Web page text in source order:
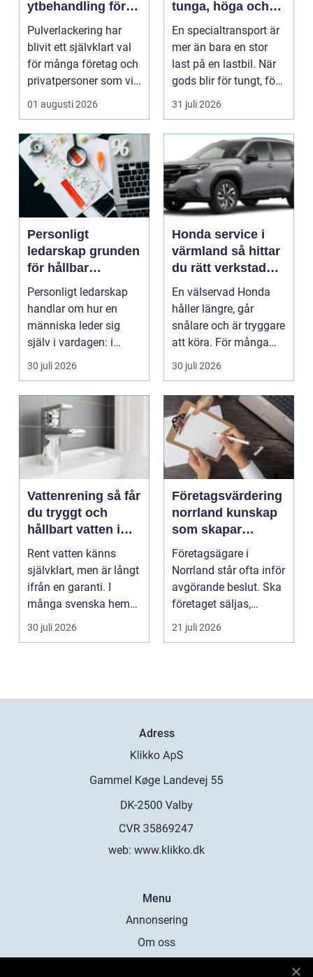
ytbehandling för
industri och
privatpersoner
Pulverlackering har
blivit ett självklart val
för många företag och
privatpersoner som vill
kombiner...
01 augusti 2026
tunga, höga och
breda transporter
En specialtransport är
mer än bara en stor
last på en lastbil. När
gods blir för tungt, för
högt ell...
31 juli 2026
Personligt
ledarskap grunden
för hållbar
utveckling och
verklig förändring
Personligt ledarskap
handlar om hur en
människa leder sig
själv i vardagen: i
beslut, relationer, ko...
30 juli 2026
Honda service i
värmland så hittar
du rätt verkstad
för din bil
En välservad Honda
håller längre, går
snålare och är tryggare
att köra. För många
bilägare i Värmlan...
30 juli 2026
Vattenrening så får
du tryggt och
hållbart vatten i
vardagen
Rent vatten känns
självklart, men är långt
ifrån en garanti. I
många svenska hem
innehåller kranvatt...
30 juli 2026
Företagsvärdering
norrland kunskap
som skapar
tryggare affärer
Företagsägare i
Norrland står ofta inför
avgörande beslut. Ska
företaget säljas,
generationsskiftas,...
21 juli 2026
Adress
web: www.klikko.dk
Menu
Annonsering
Om oss